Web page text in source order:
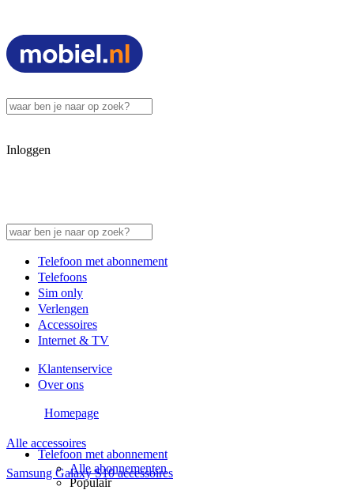
Inloggen
Telefoon met abonnement
Telefoons
Sim only
Verlengen
Accessoires
Internet & TV
Klantenservice
Over ons
Telefoon met abonnement
Alle abonnementen
Populair
Homepage
Alle accessoires
Samsung Galaxy S10 accessoires